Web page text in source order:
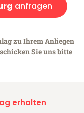
anfragen
zu Ihrem Anliegen
Sie uns bitte
erhalten